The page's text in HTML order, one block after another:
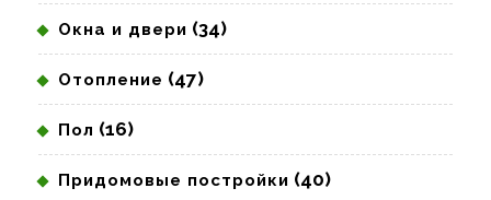
Окна и двери (34)
Отопление (47)
Пол (16)
Придомовые постройки (40)